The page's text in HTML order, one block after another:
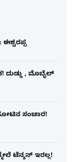
ದುಡ್ಡು , ಮೊಬೈಲ್​
ಸಂಚಾರ!
ಟೆನ್ಶನ್​ ಇರಲ್ಲ!